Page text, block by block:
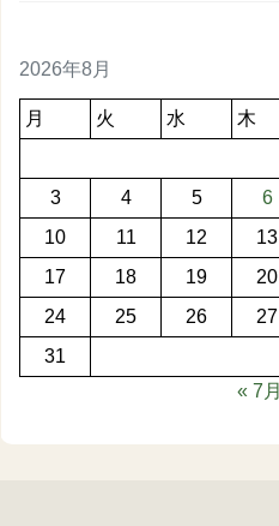
2026年8月
月 火 水 木
3
4 5 6
10
11 12 13
17
18 19 20
24
25 26 27
31
« 7月